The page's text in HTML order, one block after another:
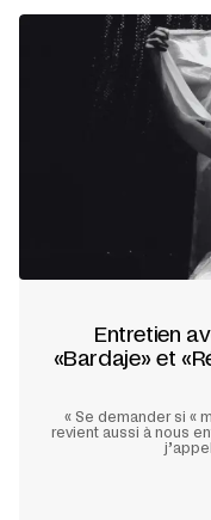
Entretien
«Bardaje» et
« Se demander si «
revient aussi à nous